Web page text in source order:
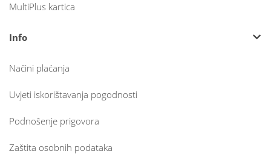
MultiPlus kartica
Info
Načini plaćanja
Uvjeti iskorištavanja pogodnosti
Podnošenje prigovora
Zaštita osobnih podataka